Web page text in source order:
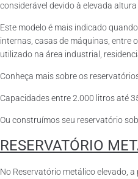
considerável devido à elevada
Este modelo é mais indicado
internas, casas de máquinas, entre
utilizado na área industrial,
Conheça mais sobre os
Capacidades entre 2.000 litros até
Ou construímos seu reservatório
RESERVATÓRIO
No Reservatório metálico elevado,